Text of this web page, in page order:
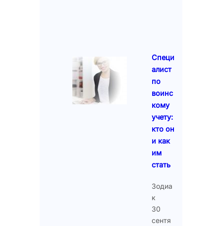
Специ
алист
по
воинс
кому
учету:
кто он
и как
им
стать
Зодиа
к
30
сентя